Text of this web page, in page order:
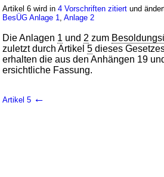
abweichend sieheArtikel 15
13 Änderungen
| Drucksachen / Entwurf /
Artikel 6 wird in4 Vorschriften zitiert und
BesÜG Anlage 1 ,Anlage 2
Die Anlagen 1 und 2 zum
zuletzt durch Artikel5 dieses
erhalten die aus den Anhängen 19
ersichtliche Fassung.
Artikel 5 ←